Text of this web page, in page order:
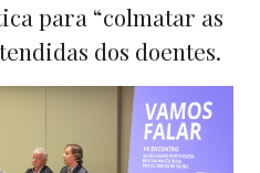
para “colmatar as
dos doentes.